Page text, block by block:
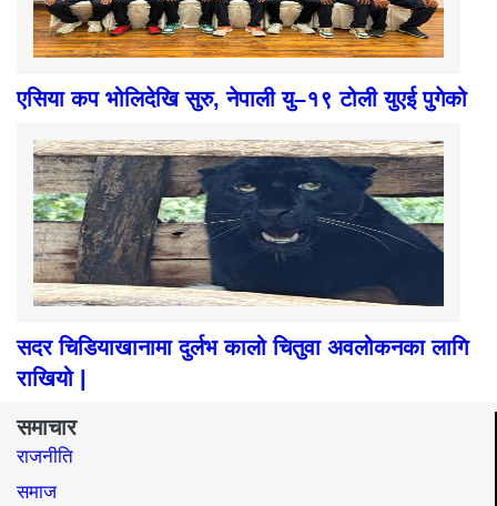
एसिया कप भोलिदेखि सुरु, नेपाली यु–१९ टोली युएई पुगेको
सदर चिडियाखानामा दुर्लभ कालो चितुवा अवलोकनका लागि
राखियो |
समाचार
राजनीति
समाज​